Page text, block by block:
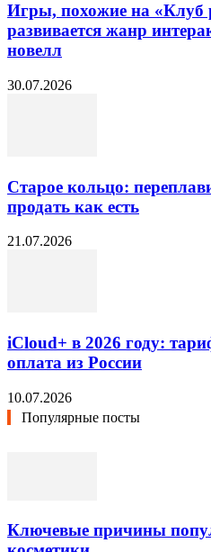
Игры, похожие на «Клуб
развивается жанр
новелл
30.07.2026
Старое кольцо:
продать как есть
21.07.2026
iCloud+ в 2026 году:
оплата из России
10.07.2026
Популярные посты
Ключевые причины